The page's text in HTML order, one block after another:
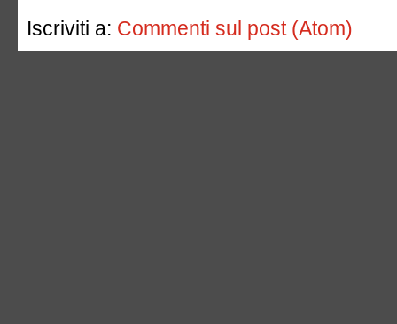
Iscriviti a: Commenti sul post (Atom)